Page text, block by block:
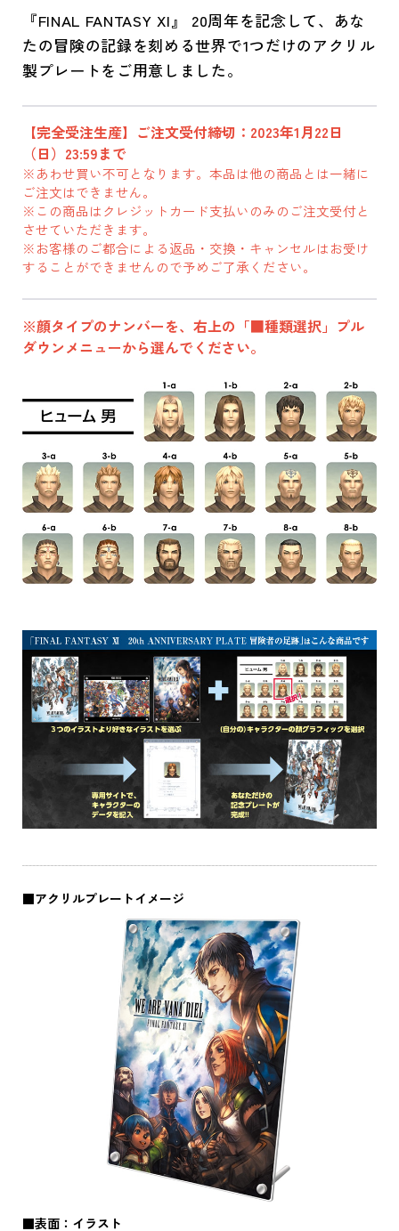
『FINAL FANTASY XI』 20周年を記念して、あな
たの冒険の記録を刻める世界で1つだけのアクリル
製プレートをご用意しました。
【完全受注生産】ご注文受付締切：2023年1月22日
（日）23:59まで
※あわせ買い不可となります。本品は他の商品とは一緒に
ご注文はできません。
※この商品はクレジットカード支払いのみのご注文受付と
させていただきます。
※お客様のご都合による返品・交換・キャンセルはお受け
することができませんので予めご了承ください。
※顔タイプのナンバーを、右上の「■種類選択」プル
ダウンメニューから選んでください。
■アクリルプレートイメージ
■表面：イラスト